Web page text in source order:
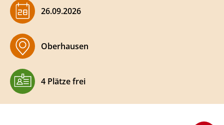
​26.09.2026
Oberhausen
4 Plätze frei